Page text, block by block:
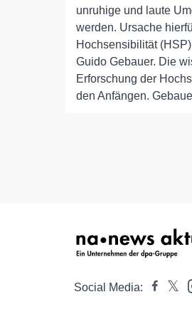
unruhige und laute
werden. Ursache
Hochsensibilität
Guido Gebauer. Die
Erforschung der
den Anfängen.
Social Media: